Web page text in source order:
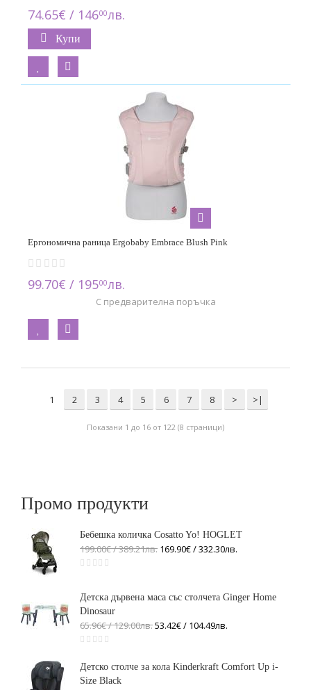
74.65€ / 14600лв.
Купи
Eргономична раница Ergobaby Embrace Blush Pink
99.70€ / 19500лв.
С предварителна поръчка
1 2 3 4 5 6 7 8 > >|
Показани 1 до 16 от 122 (8 страници)
Промо продукти
Бебешка количка Cosatto Yo! HOGLET
199.00€ / 389.21лв. 169.90€ / 332.30лв.
Детска дървена маса със столчета Ginger Home
Dinosaur
65.96€ / 129.00лв.53.42€ / 104.49лв.
Детско столче за кола Kinderkraft Comfort Up i-
Size Black